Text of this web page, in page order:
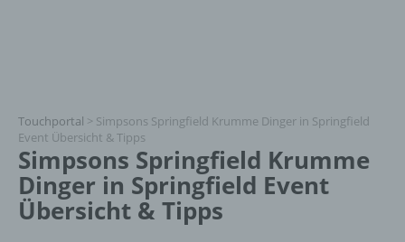
Touchportal > Simpsons Springfield Krumme Dinger in Springfield
Event Übersicht & Tipps
Simpsons Springfield Krumme
Dinger in Springfield Event
Übersicht & Tipps